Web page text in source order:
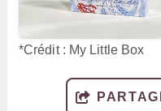
*Crédit : My Little Box